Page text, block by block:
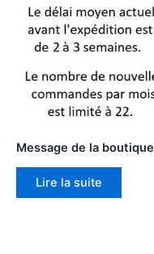
Message de la boutique
Lire la suite